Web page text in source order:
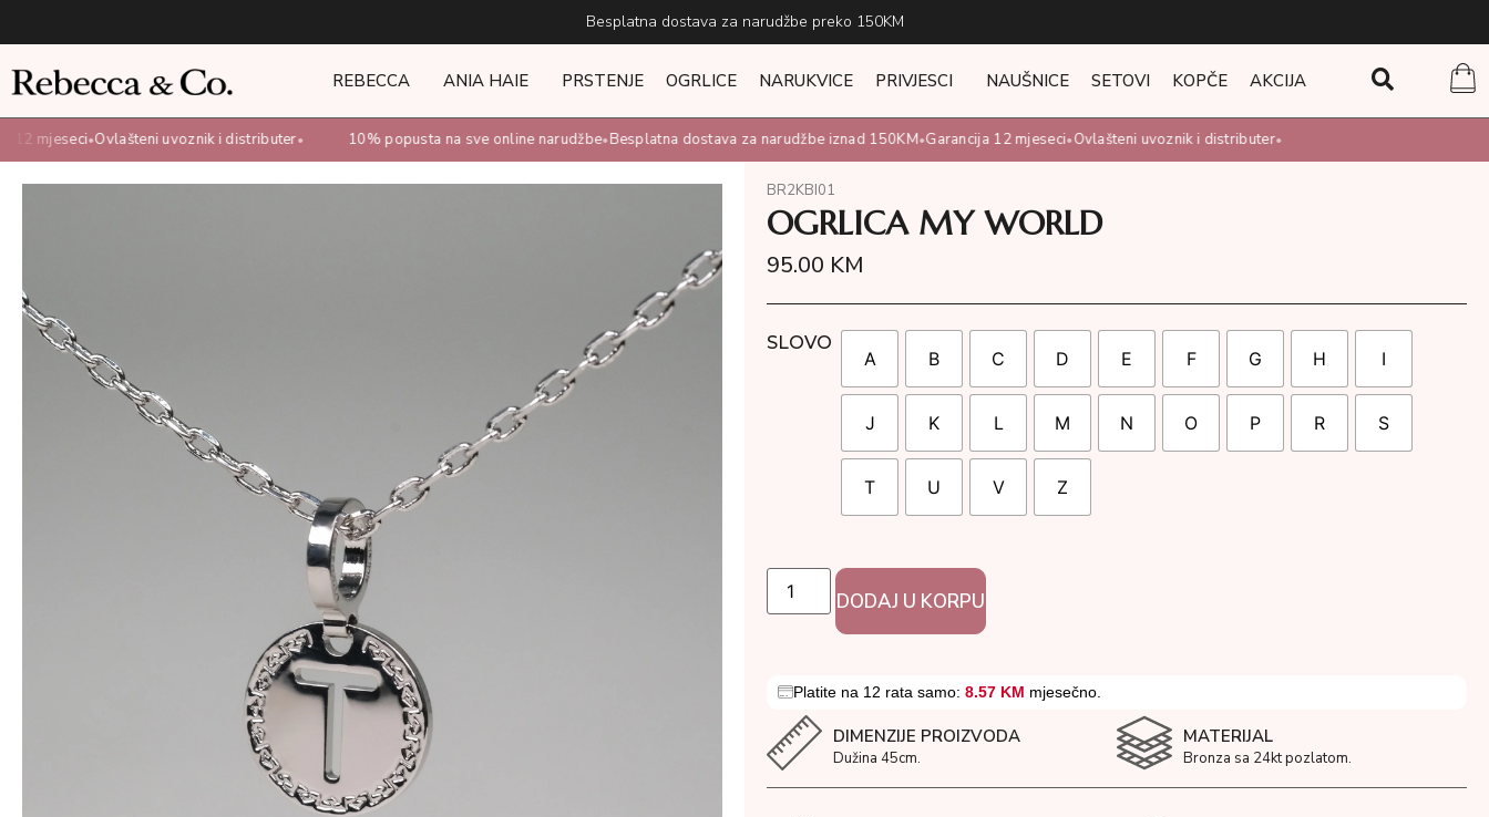
Besplatna dostava za narudžbe preko 150KM
REBECCA ANIA HAIE PRSTENJE OGRLICE NARUKVICE PRIVJESCI NAUŠNICE SETOVI KOPČE AKCIJA
mjeseci•Ovlašteni uvoznik i distributer• 10% popusta na sve online narudžbe•Besplatna dostava za narudžbe iznad 150KM•Garancija 12 mjeseci•Ovlašteni uvoznik i distributer•
BR2KBI01
OGRLICA MY WORLD
95.00 KM
SLOVO
A B C D E F G H I
J K L M N O P R S
T U V Z
DODAJ U KORPU
Platite na 12 rata samo: 8.57 KM mjesečno.
DIMENZIJE PROIZVODA
Dužina 45cm.
MATERIJAL
Bronza sa 24kt pozlatom.